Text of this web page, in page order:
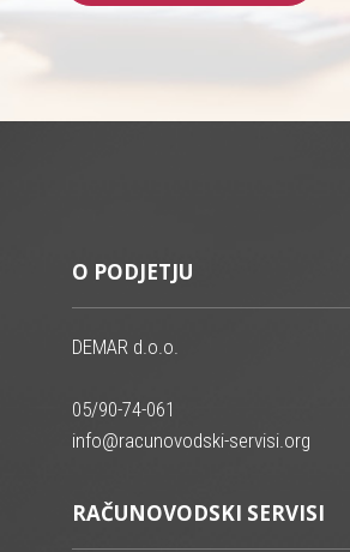
O PODJETJU
DEMAR d.o.o.
05/90-74-061
info@racunovodski-servisi.org
RAČUNOVODSKI SERVISI